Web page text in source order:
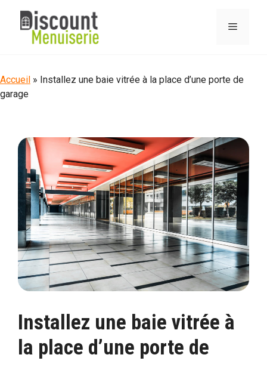
Menu
Accueil » Installez une baie vitrée à la place d’une porte de
garage
Installez une baie vitrée à
la place d’une porte de